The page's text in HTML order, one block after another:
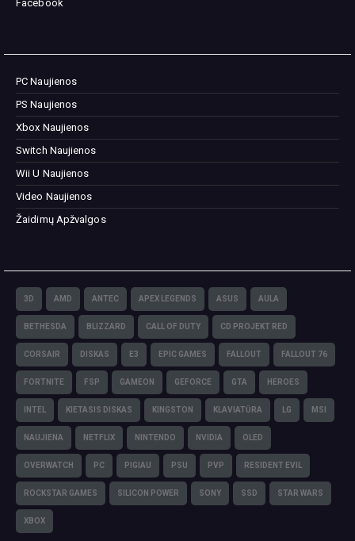
Facebook
PC Naujienos
PS Naujienos
Xbox Naujienos
Switch Naujienos
Wii U Naujienos
Video Naujienos
Žaidimų Apžvalgos
3D AMD ANTEC APEX LEGENDS ASUS AULA
BETHESDA BLIZZARD CALL OF DUTY CD PROJEKT RED
CORSAIR DISKAS E3 EPIC GAMES FALLOUT FALLOUT 76
FORTNITE FSP GAMEON GEFORCE GTA HEROES
INTEL KIETASIS DISKAS KINGSTON KLAVIATŪRA LG MSI
NAUJIENA NETFLIX NINTENDO NVIDIA OLED
OVERWATCH PC PIGIAU PSU PVP RESIDENT EVIL
ROCKSTAR GAMES SILICON POWER SONY SSD STAR WARS
XBOX